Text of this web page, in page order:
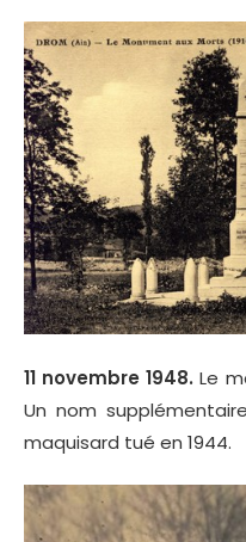
11 novembre 1948. Le
Un nom
maquisard tué en 1944.